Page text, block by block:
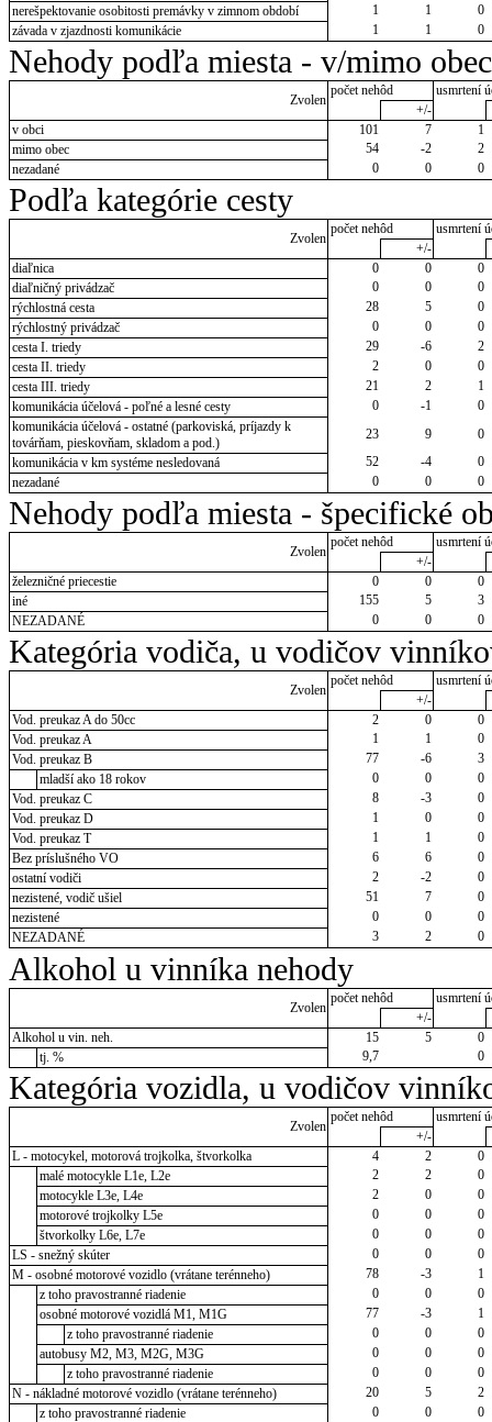
nerešpektovanie osobitosti premávky v zimnom období
1 1
0
závada v zjazdnosti komunikácie
1 1 0
Nehody podľa miesta - v/mimo obec
Zvolen
počet nehôd
usmrtení
+/-
v obci
101 7
1
mimo obec
54 -2
2
nezadané
0 0 0
Podľa kategórie cesty
Zvolen
počet nehôd
usmrtení
+/-
diaľnica
0 0
0
diaľničný privádzač
0 0
0
rýchlostná cesta
28 5
0
rýchlostný privádzač
0 0
0
cesta I. triedy
29 -6
2
cesta II. triedy
2 0
0
cesta III. triedy
21 2
1
komunikácia účelová - poľné a lesné cesty
0 -1
0
komunikácia účelová - ostatné (parkoviská, príjazdy k
továrňam, pieskovňam, skladom a pod.)
23 9
0
komunikácia v km systéme nesledovaná
52 -4
0
nezadané
0 0 0
Nehody podľa miesta - špecifické
Zvolen
počet nehôd
usmrtení
+/-
železničné priecestie
0 0
0
iné
155 5
3
NEZADANÉ
0 0 0
Kategória vodiča, u vodičov
Zvolen
počet nehôd
usmrtení
+/-
Vod. preukaz A do 50cc
2 0
0
Vod. preukaz A
1 1
0
Vod. preukaz B
77 -6
3
mladší ako 18 rokov
0 0
0
Vod. preukaz C
8 -3
0
Vod. preukaz D
1 0
0
Vod. preukaz T
1 1
0
Bez príslušného VO
6 6
0
ostatní vodiči
2 -2
0
nezistené, vodič ušiel
51 7
0
nezistené
0 0
0
NEZADANÉ
3 2 0
Alkohol u vinníka nehody
Zvolen
počet nehôd
usmrtení
+/-
Alkohol u vin. neh.
15 5
0
tj. %
9,7 0
Kategória vozidla, u vodičov
Zvolen
počet nehôd
usmrtení
+/-
L - motocykel, motorová trojkolka, štvorkolka
4 2
0
malé motocykle L1e, L2e
2 2
0
motocykle L3e, L4e
2 0
0
motorové trojkolky L5e
0 0
0
štvorkolky L6e, L7e
0 0
0
LS - snežný skúter
0 0
0
M - osobné motorové vozidlo (vrátane terénneho)
78 -3
1
z toho pravostranné riadenie
0 0
0
osobné motorové vozidlá M1, M1G
77 -3
1
z toho pravostranné riadenie
0 0
0
autobusy M2, M3, M2G, M3G
0 0
0
z toho pravostranné riadenie
0 0
0
N - nákladné motorové vozidlo (vrátane terénneho)
20 5
2
z toho pravostranné riadenie
0 0
0